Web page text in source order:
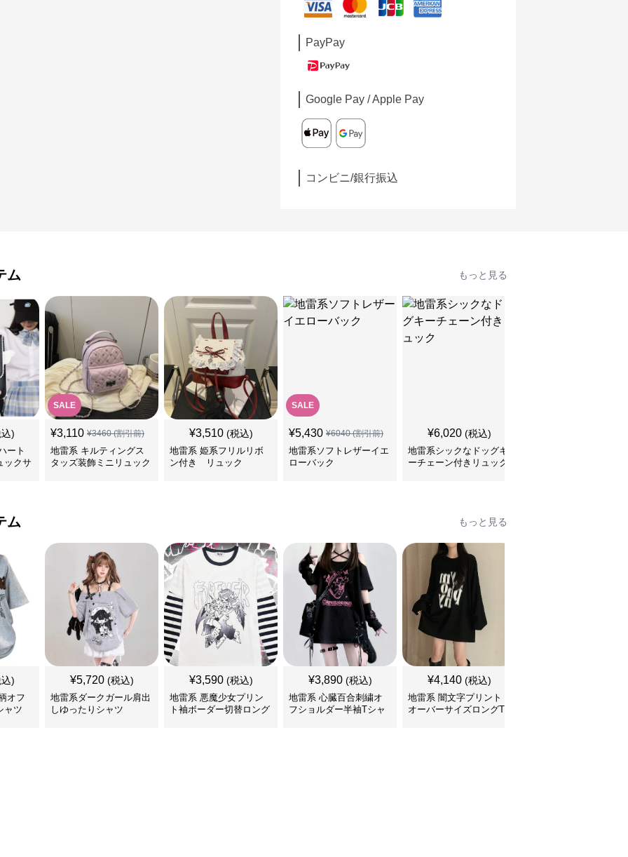
PayPay
Google Pay / Apple Pay
コンビニ/銀行振込
ム もっと見る
)
ート
ックサ
SALE
¥3,110 ¥3460(割引前)
地雷系 キルティングス
タッズ装飾ミニリュック
¥3,510 (税込)
地雷系 姫系フリルリボ
ン付き リュック
SALE
¥5,430 ¥6040(割引前)
地雷系ソフトレザーイエ
ローバック
¥6,020 (税込)
地雷系シックなドッグキ
ーチェーン付きリュック
ム もっと見る
)
オフ
ャツ
¥5,720 (税込)
地雷系ダークガール肩出
しゆったりシャツ
¥3,590 (税込)
地雷系 悪魔少女プリン
ト袖ボーダー切替ロング
¥3,890 (税込)
地雷系 心臓百合刺繍オ
フショルダー半袖Tシャ
¥4,140 (税込)
地雷系 闇文字プリント
オーバーサイズロングT